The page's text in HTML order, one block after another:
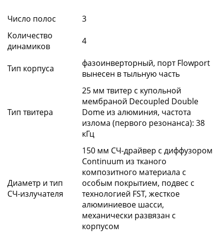
Число полос
3
Количество
динамиков
4
Тип корпуса
фазоинверторный, порт Flowport
вынесен в тыльную часть
Тип твитера
25 мм твитер с купольной
мембраной Decoupled Double
Dome из алюминия, частота
излома (первого резонанса): 38
кГц
Диаметр и тип
СЧ-излучателя
150 мм СЧ-драйвер с диффузором
Continuum из тканого
композитного материала с
особым покрытием, подвес с
технологией FST, жесткое
алюминиевое шасси,
механически развязан с
корпусом